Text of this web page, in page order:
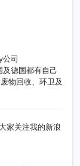
司
德国都有自己
物回收、环卫及
家关注我的新浪